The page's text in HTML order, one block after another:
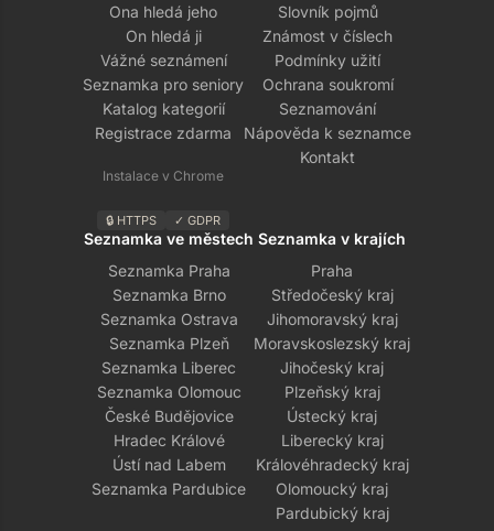
Ona hledá jeho
On hledá ji
Vážné seznámení
Seznamka pro seniory
Katalog kategorií
Registrace zdarma
Instalace v Chrome
🔒 HTTPS ✓ GDPR
Slovník pojmů
Známost v číslech
Podmínky užití
Ochrana soukromí
Seznamování
Nápověda k seznamce
Kontakt
Seznamka ve městech
Seznamka Praha
Seznamka Brno
Seznamka Ostrava
Seznamka Plzeň
Seznamka Liberec
Seznamka Olomouc
České Budějovice
Hradec Králové
Ústí nad Labem
Seznamka Pardubice
Seznamka v krajích
Praha
Středočeský kraj
Jihomoravský kraj
Moravskoslezský kraj
Jihočeský kraj
Plzeňský kraj
Ústecký kraj
Liberecký kraj
Královéhradecký kraj
Olomoucký kraj
Pardubický kraj